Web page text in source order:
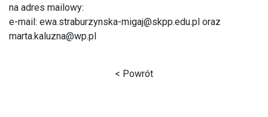
na adres mailowy:
e-mail: ewa.straburzynska-migaj@skpp.edu.pl oraz
marta.kaluzna@wp.pl
< Powrót